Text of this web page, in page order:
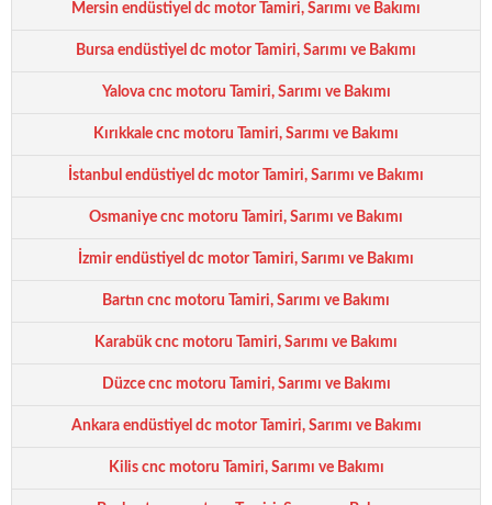
Mersin endüstiyel dc motor Tamiri, Sarımı ve Bakımı
Bursa endüstiyel dc motor Tamiri, Sarımı ve Bakımı
Yalova cnc motoru Tamiri, Sarımı ve Bakımı
Kırıkkale cnc motoru Tamiri, Sarımı ve Bakımı
İstanbul endüstiyel dc motor Tamiri, Sarımı ve Bakımı
Osmaniye cnc motoru Tamiri, Sarımı ve Bakımı
İzmir endüstiyel dc motor Tamiri, Sarımı ve Bakımı
Bartın cnc motoru Tamiri, Sarımı ve Bakımı
Karabük cnc motoru Tamiri, Sarımı ve Bakımı
Düzce cnc motoru Tamiri, Sarımı ve Bakımı
Ankara endüstiyel dc motor Tamiri, Sarımı ve Bakımı
Kilis cnc motoru Tamiri, Sarımı ve Bakımı